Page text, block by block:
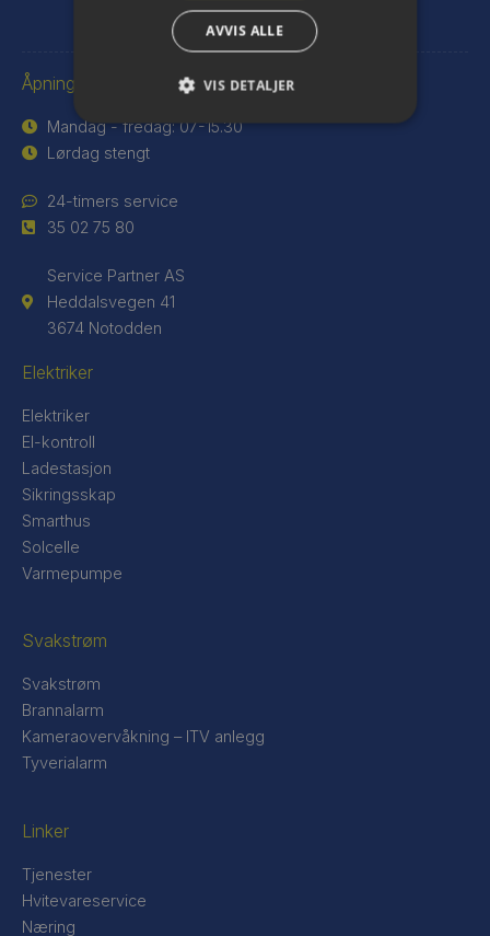
post@nesp.no
Åpningstider installasjonsavdeling
Mandag - fredag: 07-15.30
Lørdag stengt
24-timers service
35 02 75 80
Service Partner AS
Heddalsvegen 41
3674 Notodden
Elektriker
Elektriker
El-kontroll
Ladestasjon
Sikringsskap
Smarthus
Solcelle
Varmepumpe
Svakstrøm
Svakstrøm
Brannalarm
Kameraovervåkning – ITV anlegg
Tyverialarm
Linker
Tjenester
Hvitevareservice
Næring
AVVIS ALLE
VIS DETALJER